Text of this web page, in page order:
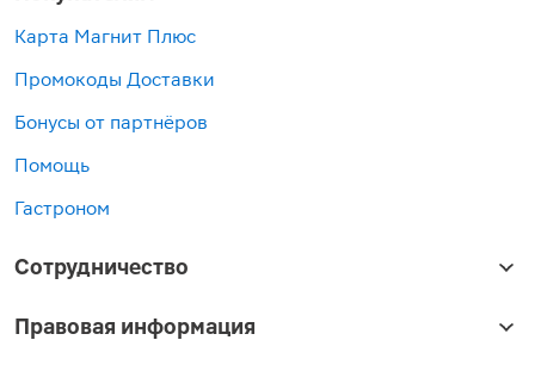
Карта Магнит Плюс
Промокоды Доставки
Бонусы от партнёров
Помощь
Гастроном
Сотрудничество
Правовая информация